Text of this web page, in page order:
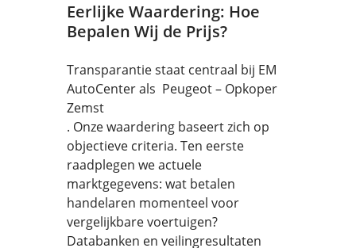
Eerlijke Waardering: Hoe
Bepalen Wij de Prijs?
Transparantie staat centraal bij EM
AutoCenter als Peugeot – Opkoper
Zemst
. Onze waardering baseert zich op
objectieve criteria. Ten eerste
raadplegen we actuele
marktgegevens: wat betalen
handelaren momenteel voor
vergelijkbare voertuigen?
Databanken en veilingresultaten